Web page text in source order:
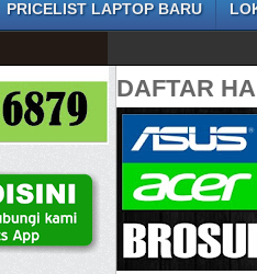
PRICELIST LAPTOP BARU
DAFTAR